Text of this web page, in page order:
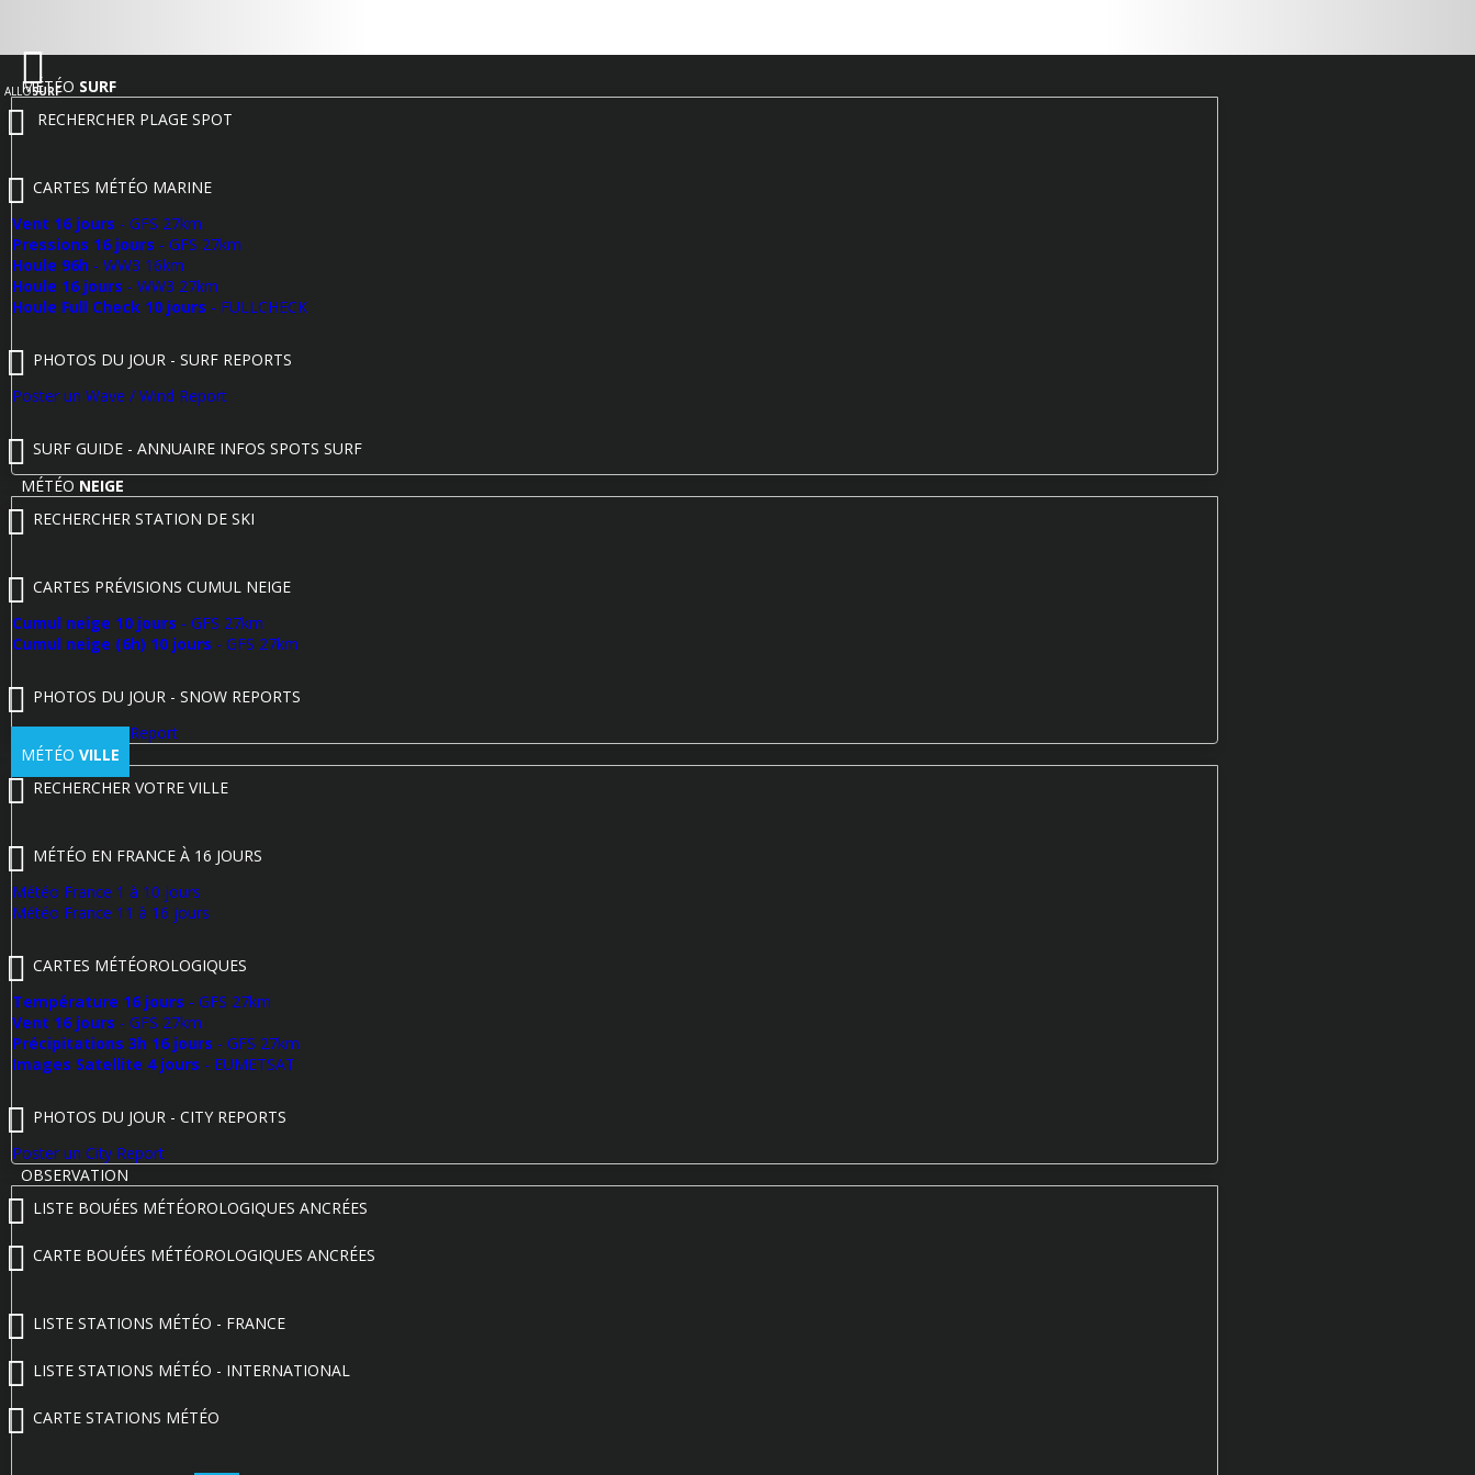
ALLOSURF
MÉTÉO SURF
RECHERCHER PLAGE SPOT
CARTES MÉTÉO MARINE
Vent 16 jours - GFS 27km
Pressions 16 jours - GFS 27km
Houle 96h - WW3 16km
Houle 16 jours - WW3 27km
Houle Full Check 10 jours - FULLCHECK
PHOTOS DU JOUR - SURF REPORTS
Poster un Wave / Wind Report
SURF GUIDE - ANNUAIRE INFOS SPOTS SURF
MÉTÉO NEIGE
RECHERCHER STATION DE SKI
CARTES PRÉVISIONS CUMUL NEIGE
Cumul neige 10 jours - GFS 27km
Cumul neige (6h) 10 jours - GFS 27km
PHOTOS DU JOUR - SNOW REPORTS
Poster un Snow Report
MÉTÉO VILLE
RECHERCHER VOTRE VILLE
MÉTÉO EN FRANCE À 16 JOURS
Météo France 1 à 10 jours
Météo France 11 à 16 jours
CARTES MÉTÉOROLOGIQUES
Température 16 jours - GFS 27km
Vent 16 jours - GFS 27km
Précipitations 3h 16 jours - GFS 27km
Images Satellite 4 jours - EUMETSAT
PHOTOS DU JOUR - CITY REPORTS
Poster un City Report
OBSERVATION
LISTE BOUÉES MÉTÉOROLOGIQUES ANCRÉES
CARTE BOUÉES MÉTÉOROLOGIQUES ANCRÉES
LISTE STATIONS MÉTÉO - FRANCE
LISTE STATIONS MÉTÉO - INTERNATIONAL
CARTE STATIONS MÉTÉO